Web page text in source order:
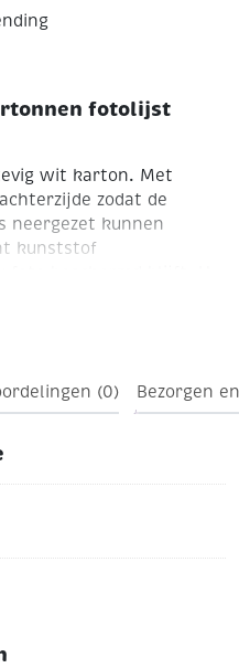
fotolijst
wit karton. Met
zodat de
neergezet kunnen
kunststof
bovenkant van de lijst
(0) Bezorgen